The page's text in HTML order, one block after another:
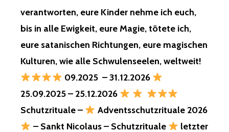
IST
SEIT
HIER,
VON
SCHULTÜTEN…,
UNTERWEGS…,
verantworten, eure Kinder nehme ich euch,
bis in alle Ewigkeit, eure Magie, tötete ich,
eure satanischen Richtungen, eure magischen
Kulturen, wie alle Schwulenseelen, weltweit!
09.2025 – 31.12.2026
25.09.2025 – 25.12.2026
Schutzrituale –
Adventsschutzrituale 2026
– Sankt Nicolaus – Schutzrituale
letzter